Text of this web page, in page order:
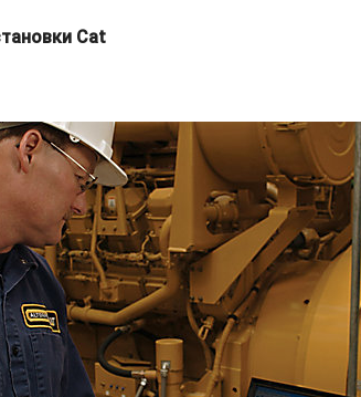
Cat